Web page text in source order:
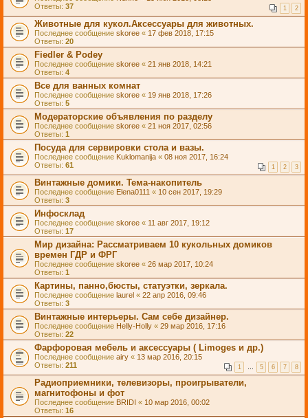
Ответы: 37 1 2
Животные для кукол.Аксессуары для животных.
Последнее сообщение skoree « 17 фев 2018, 17:15
Ответы: 20
Fiedler & Podey
Последнее сообщение skoree « 21 янв 2018, 14:21
Ответы: 4
Все для ванных комнат
Последнее сообщение skoree « 19 янв 2018, 17:26
Ответы: 5
Модераторские объявления по разделу
Последнее сообщение skoree « 21 ноя 2017, 02:56
Ответы: 1
Посуда для сервировки стола и вазы.
Последнее сообщение Kuklomanija « 08 ноя 2017, 16:24
Ответы: 61 1 2 3
Винтажные домики. Тема-накопитель
Последнее сообщение Elena0111 « 10 сен 2017, 19:29
Ответы: 3
Инфосклад
Последнее сообщение skoree « 11 авг 2017, 19:12
Ответы: 17
Мир дизайна: Рассматриваем 10 кукольных домиков
времен ГДР и ФРГ
Последнее сообщение skoree « 26 мар 2017, 10:24
Ответы: 1
Картины, панно,бюсты, статуэтки, зеркала.
Последнее сообщение laurel « 22 апр 2016, 09:46
Ответы: 3
Винтажные интерьеры. Сам себе дизайнер.
Последнее сообщение Helly-Holly « 29 мар 2016, 17:16
Ответы: 22
Фарфоровая мебель и аксессуары ( Limoges и др.)
Последнее сообщение airy « 13 мар 2016, 20:15
Ответы: 211 1 … 5 6 7 8
Радиоприемники, телевизоры, проигрыватели,
магнитофоны и фот
Последнее сообщение BRIDI « 10 мар 2016, 00:02
Ответы: 16